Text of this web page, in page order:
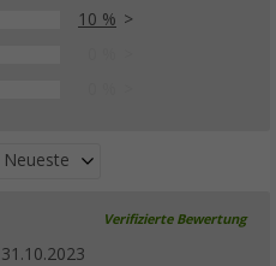
10 %
Neueste
Verifizierte Bewertung
31.10.2023